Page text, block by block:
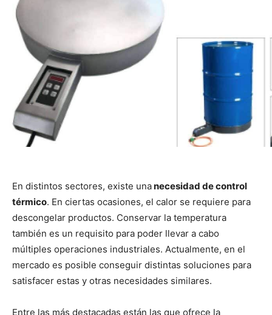
En distintos sectores, existe unanecesidad de control
térmico. En ciertas ocasiones, el calor se requiere para
descongelar productos. Conservar la temperatura
también es un requisito para poder llevar a cabo
múltiples operaciones industriales. Actualmente, en el
mercado es posible conseguir distintas soluciones para
satisfacer estas y otras necesidades similares.
Entre las más destacadas están las que ofrece la